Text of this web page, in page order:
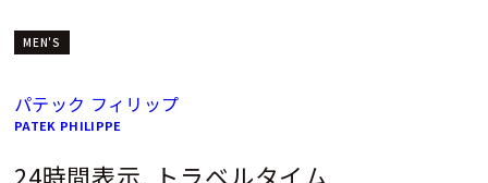
MEN'S
パテック フィリップ
PATEK PHILIPPE
24時間表示, トラベルタイム